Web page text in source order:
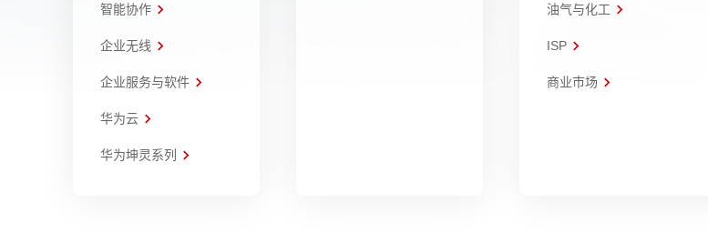
智能协作
企业无线
企业服务与软件
华为云
华为坤灵系列
油气与化工
ISP
商业市场